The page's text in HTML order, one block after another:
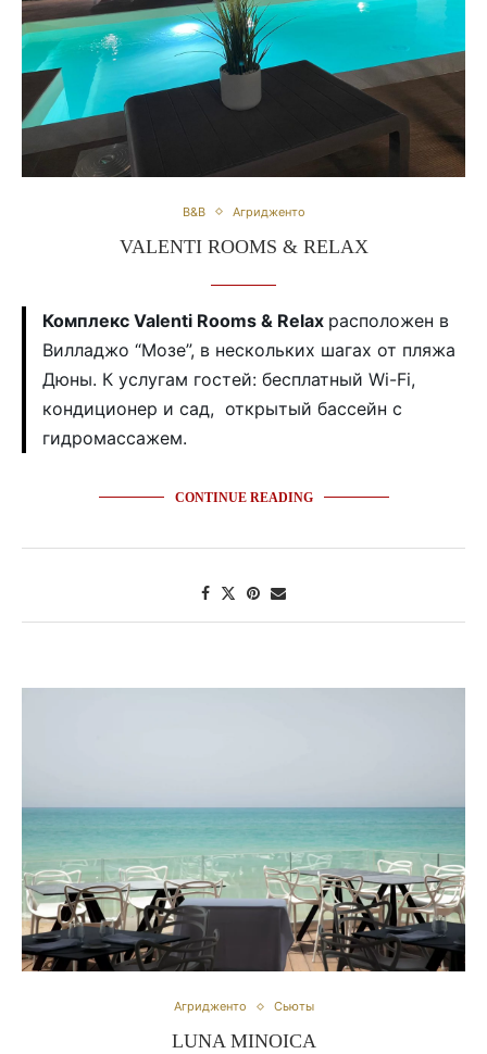
B&B Агридженто
VALENTI ROOMS & RELAX
Комплекс Valenti Rooms & Relax расположен в
Вилладжо “Мозе”, в нескольких шагах от пляжа
Дюны. К услугам гостей: бесплатный Wi-Fi,
кондиционер и сад, открытый бассейн с
гидромассажем.
CONTINUE READING
Агридженто Сьюты
LUNA MINOICA